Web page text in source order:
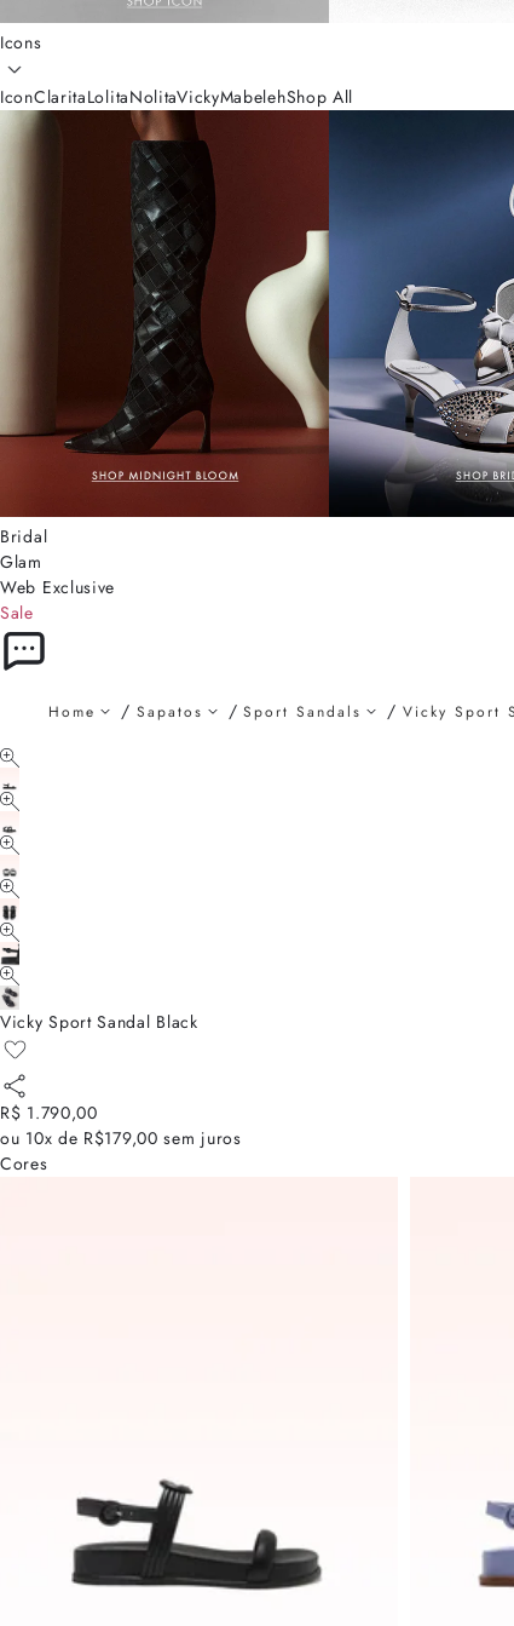
Icons
IconClaritaLolitaNolitaVickyMabelehShop All
Bridal
Glam
Web Exclusive
Sale
Home Sapatos Sport Sandals Vicky Sport
Vicky Sport Sandal Black
R$ 1.790,00
ou 10x de R$179,00 sem juros
Cores